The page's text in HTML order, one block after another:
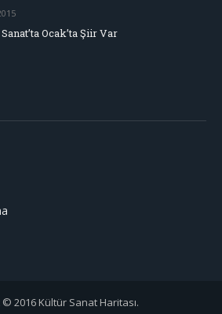
Ocak’ta Şiir Var
2016 Kültür Sanat Haritası.